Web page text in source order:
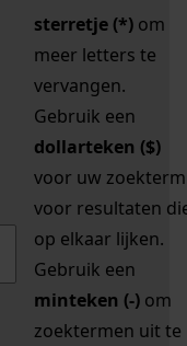
sterretje (*) om
meer letters te
vervangen.
Gebruik een
dollarteken ($)
voor uw zoekterm
voor resultaten
op elkaar lijken.
Gebruik een
minteken (-) om
zoektermen uit te